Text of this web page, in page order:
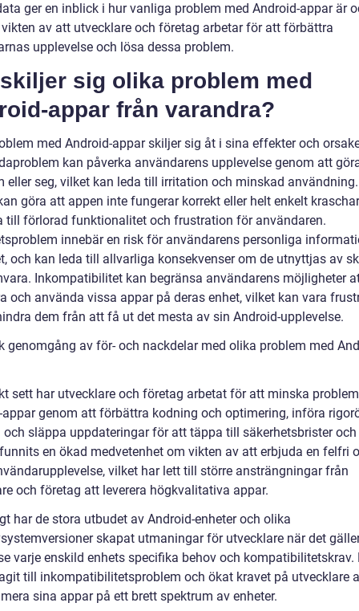
ger en inblick i hur vanliga problem med Android-appar är
av att utvecklare och företag arbetar för att förbättra
upplevelse och lösa dessa problem.
sig olika problem med
appar från varandra?
med Android-appar skiljer sig åt i sina effekter och
kan påverka användarens upplevelse genom att
eller seg, vilket kan leda till irritation och minskad
göra att appen inte fungerar korrekt eller helt enkelt
till förlorad funktionalitet och frustration för användaren.
innebär en risk för användarens personliga
och kan leda till allvarliga konsekvenser om de utnyttjas av
Inkompatibilitet kan begränsa användarens möjligheter
och använda vissa appar på deras enhet, vilket kan vara
dem från att få ut det mesta av sin Android-upplevelse.
genomgång av för- och nackdelar med olika problem med
sett har utvecklare och företag arbetat för att minska
appar genom att förbättra kodning och optimering, införa
och släppa uppdateringar för att täppa till säkerhetsbrister och
en ökad medvetenhet om vikten av att erbjuda en felfri
vilket har lett till större ansträngningar från
och företag att leverera högkvalitativa appar.
har de stora utbudet av Android-enheter och olika
skapat utmaningar för utvecklare när det
varje enskild enhets specifika behov och kompatibilitetskrav.
till inkompatibilitetsproblem och ökat kravet på utvecklare
sina appar på ett brett spektrum av enheter.